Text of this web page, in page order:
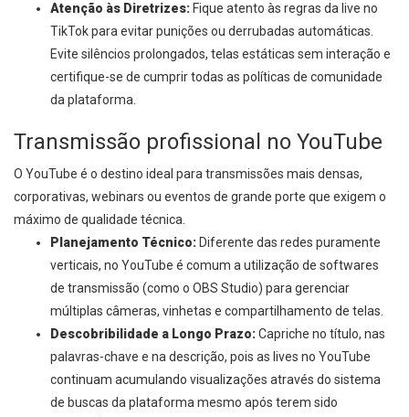
Atenção às Diretrizes: Fique atento às regras da live no
TikTok para evitar punições ou derrubadas automáticas.
Evite silêncios prolongados, telas estáticas sem interação e
certifique-se de cumprir todas as políticas de comunidade
da plataforma.
Transmissão profissional no YouTube
O YouTube é o destino ideal para transmissões mais densas,
corporativas, webinars ou eventos de grande porte que exigem o
máximo de qualidade técnica.
Planejamento Técnico: Diferente das redes puramente
verticais, no YouTube é comum a utilização de softwares
de transmissão (como o OBS Studio) para gerenciar
múltiplas câmeras, vinhetas e compartilhamento de telas.
Descobribilidade a Longo Prazo:Capriche no título, nas
palavras-chave e na descrição, pois as lives no YouTube
continuam acumulando visualizações através do sistema
de buscas da plataforma mesmo após terem sido